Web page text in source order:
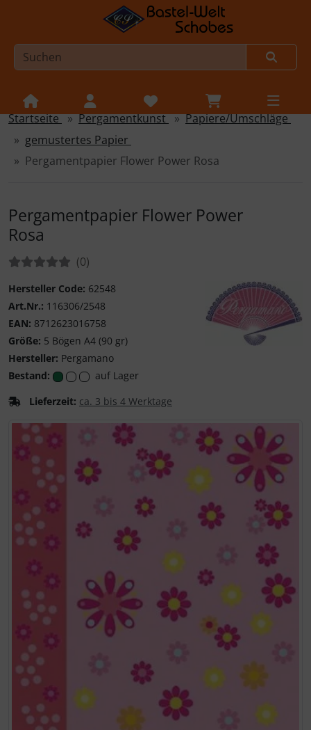
Sprungnavigation
Springe zur Navigation
Springe zum Inhalt
Springe zu den allgemeinen Informationen
Startseite Pergamentkunst
Papiere/Umschläge
gemustertes Papier
Pergamentpapier Flower Power Rosa
Pergamentpapier Flower Power
Rosa
Bewertungen:(0Bewertungen
)
Hersteller Code: 62548
Art.Nr.: 116306/2548
EAN: 8712623016758
Größe: 5 Bögen A4 (90 gr)
Hersteller: Pergamano
Bestand:
auf Lager
Lieferzeit: ca. 3 bis 4 Werktage